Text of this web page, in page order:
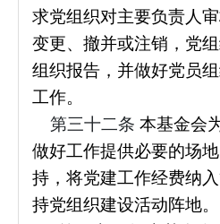
求党组织对主要负责人
变更、撤并或注销，党
组织报告，并做好党员
工作。
第三十二条 本基金会
做好工作提供必要的场
持，将党建工作经费纳
持党组织建设活动阵地。